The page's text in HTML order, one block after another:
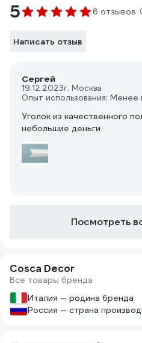
5 6 отзывов
Написать отзыв
Сергей
19.12.2023г. Москва
Опыт использования: Менее
Уголок из качественного
небольшие деньги
Посмотреть
Cosca Decor
Все товары бренда
Италия — родина бренда
Россия — страна